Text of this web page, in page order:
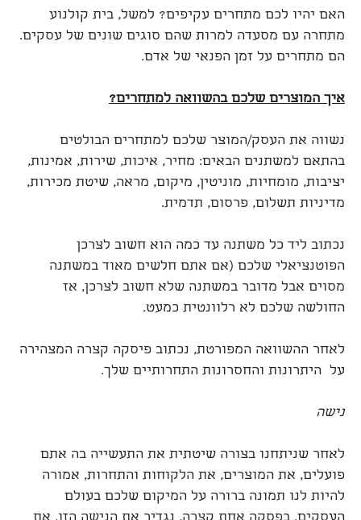
האם יהיו לכם מתחרים עקיפים? למשל, בית קולנוע
מתחרה עם מסעדה למרות שהם סוגים שונים של עסקים.
הם מתחרים על זמן הפנאי של אדם.
איך המוצרים שלכם בהשוואה למתחרים?
נשווה את העסק/המוצר שלכם למתחרים הבולטים
בהתאם למשתנים הבאים: מחיר, איכות, שירות, אמינות,
יציבות, מומחיות, מוניטין, מיקום, מראה, שיטת מכירות,
מדיניות תשלום, פרסום, תדמית.
נכתוב ליד כל משתנה עד כמה הוא חשוב לצרכן
הפוטנציאלי שלכם (אם אתם חלשים מאוד במשתנה
מסוים אבל מדובר במשתנה שלא חשוב לצרכן, אז
החולשה שלכם לא רלוונטית כמעט.
לאחר ההשוואה המפורטת, נכתוב פיסקה קצרה המצהירה
על היתרונות והחסרונות התחרותיים שלך.
נישה
לאחר שניתחנו בצורה שיטתית את התעשייה בה אתם
פועלים, את המוצרים, את הלקוחות והתחרות, אמורה
להיות לנו תמונה ברורה על המיקום שלכם בעולם